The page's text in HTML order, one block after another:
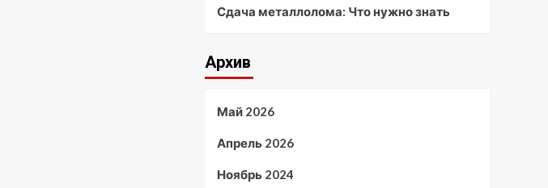
Сдача металлолома: Что нужно знать
Архив
Май 2026
Апрель 2026
Ноябрь 2024